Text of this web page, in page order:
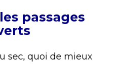
passages
sec, quoi de mieux